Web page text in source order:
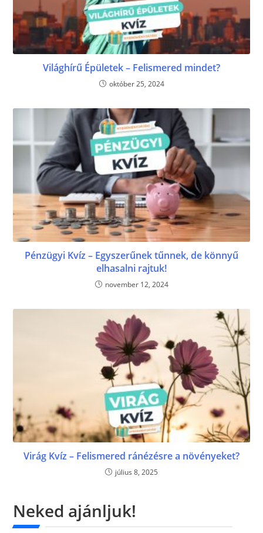
Világhírű Épületek – Felismered mindet?
október 25, 2024
Pénzügyi Kvíz – Egyszerűnek tűnnek, de könnyű
elhasalni rajtuk!
november 12, 2024
Virág Kvíz – Felismered ránézésre a növényeket?
július 8, 2025
Neked ajánljuk!